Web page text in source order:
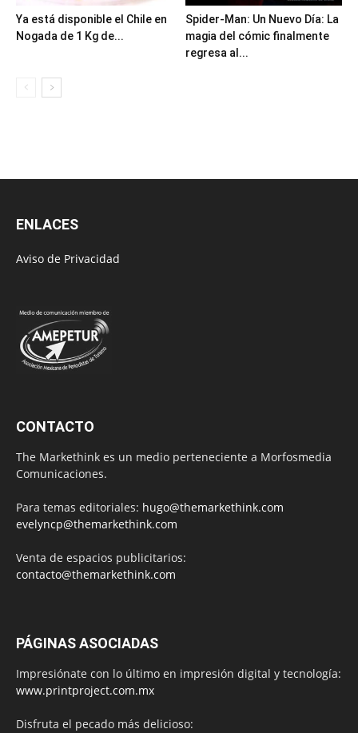
Ya está disponible el Chile en
Nogada de 1 Kg de...
Spider-Man: Un Nuevo Día: La
magia del cómic finalmente
regresa al...
ENLACES
Aviso de Privacidad
CONTACTO
The Markethink es un medio perteneciente a Morfosmedia
Comunicaciones.
Para temas editoriales: hugo@themarkethink.com
evelyncp@themarkethink.com
Venta de espacios publicitarios:
contacto@themarkethink.com
PÁGINAS ASOCIADAS
Impresiónate con lo último en impresión digital y tecnología:
www.printproject.com.mx
Disfruta el pecado más delicioso: